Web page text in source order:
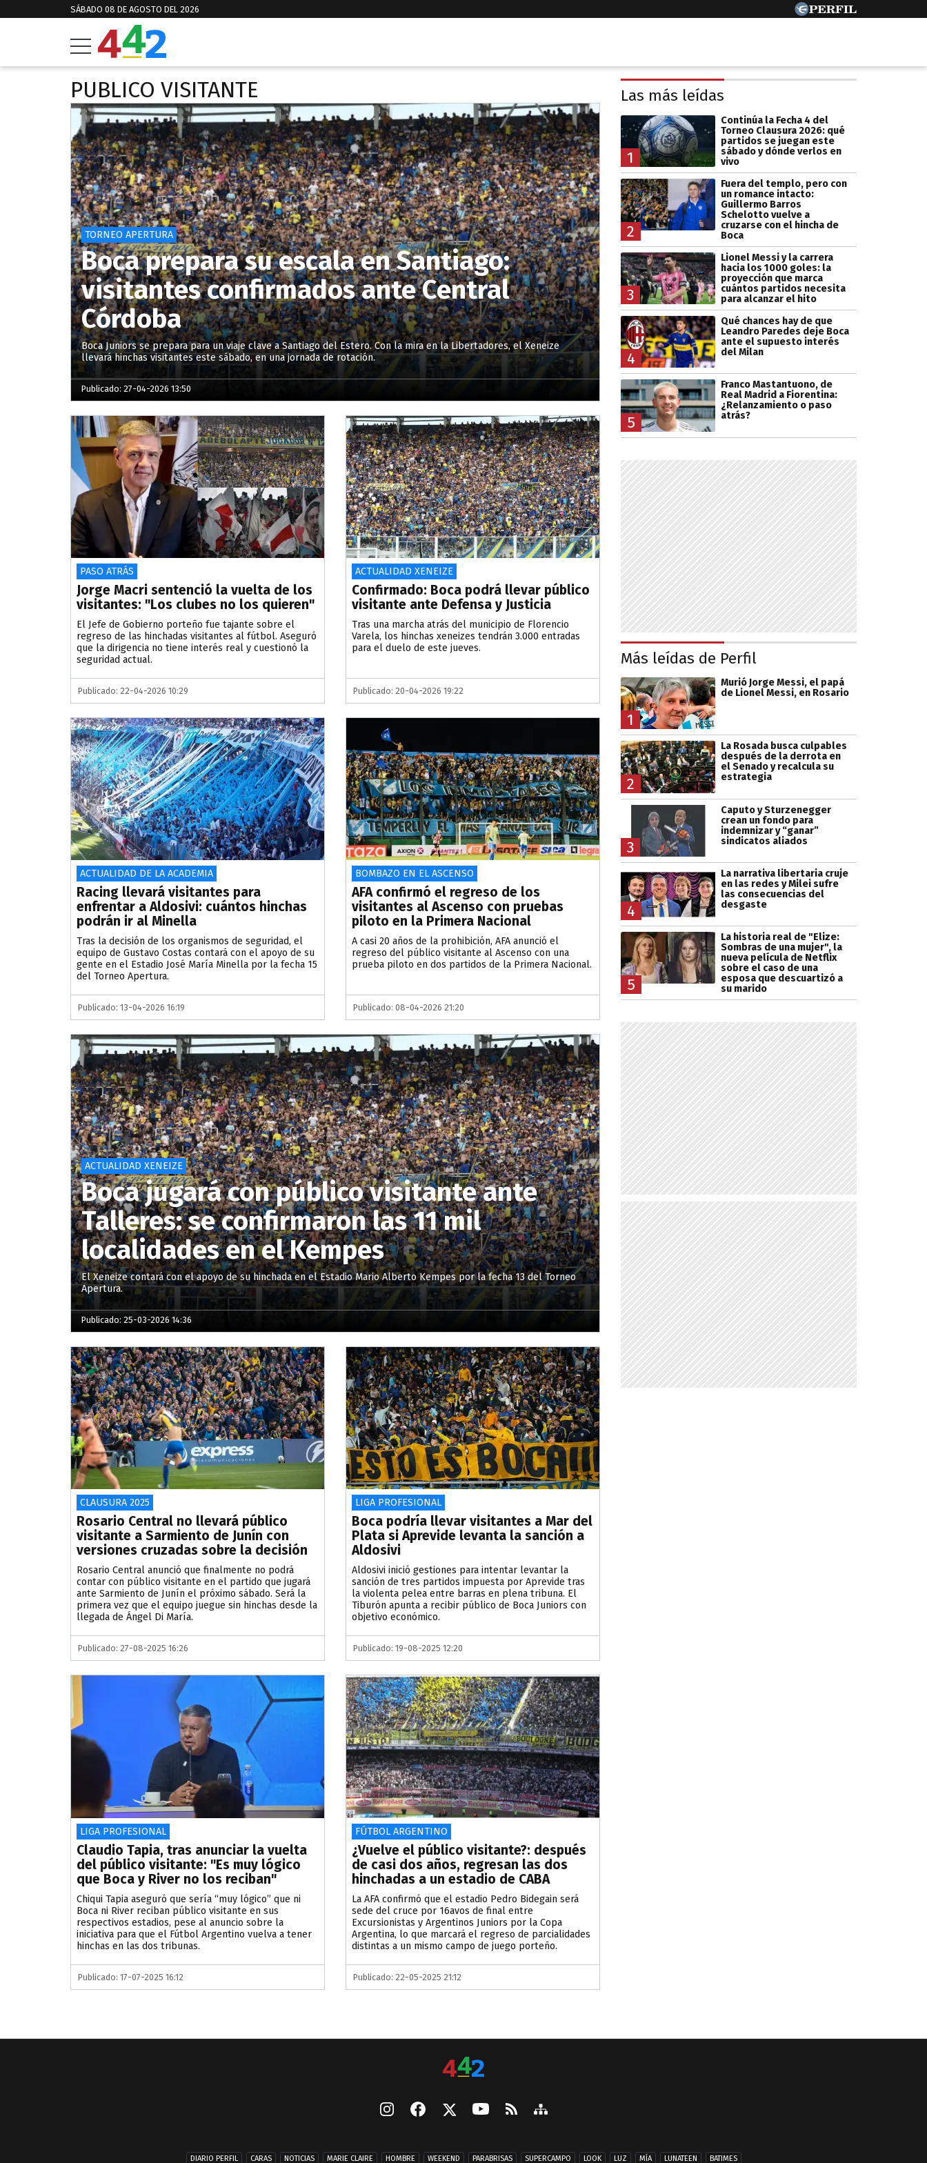
SÁBADO 08 DE AGOSTO DEL 2026
PUBLICO VISITANTE
TORNEO APERTURA
Boca prepara su escala en Santiago:
visitantes confirmados ante Central
Córdoba
Boca Juniors se prepara para un viaje clave a Santiago del Estero. Con la mira en la Libertadores, el Xeneize
llevará hinchas visitantes este sábado, en una jornada de rotación.
Publicado: 27-04-2026 13:50
PASO ATRÁS
Jorge Macri sentenció la vuelta de los
visitantes: "Los clubes no los quieren"
El Jefe de Gobierno porteño fue tajante sobre el
regreso de las hinchadas visitantes al fútbol. Aseguró
que la dirigencia no tiene interés real y cuestionó la
seguridad actual.
Publicado: 22-04-2026 10:29
ACTUALIDAD XENEIZE
Confirmado: Boca podrá llevar público
visitante ante Defensa y Justicia
Tras una marcha atrás del municipio de Florencio
Varela, los hinchas xeneizes tendrán 3.000 entradas
para el duelo de este jueves.
Publicado: 20-04-2026 19:22
ACTUALIDAD DE LA ACADEMIA
Racing llevará visitantes para
enfrentar a Aldosivi: cuántos hinchas
podrán ir al Minella
Tras la decisión de los organismos de seguridad, el
equipo de Gustavo Costas contará con el apoyo de su
gente en el Estadio José María Minella por la fecha 15
del Torneo Apertura.
Publicado: 13-04-2026 16:19
BOMBAZO EN EL ASCENSO
AFA confirmó el regreso de los
visitantes al Ascenso con pruebas
piloto en la Primera Nacional
A casi 20 años de la prohibición, AFA anunció el
regreso del público visitante al Ascenso con una
prueba piloto en dos partidos de la Primera Nacional.
Publicado: 08-04-2026 21:20
ACTUALIDAD XENEIZE
Boca jugará con público visitante ante
Talleres: se confirmaron las 11 mil
localidades en el Kempes
El Xeneize contará con el apoyo de su hinchada en el Estadio Mario Alberto Kempes por la fecha 13 del Torneo
Apertura.
Publicado: 25-03-2026 14:36
CLAUSURA 2025
Rosario Central no llevará público
visitante a Sarmiento de Junín con
versiones cruzadas sobre la decisión
​Rosario Central anunció que finalmente no podrá
contar con público visitante en el partido que jugará
ante Sarmiento de Junín el próximo sábado. Será la
primera vez que el equipo juegue sin hinchas desde la
llegada de Ángel Di María.
Publicado: 27-08-2025 16:26
LIGA PROFESIONAL
Boca podría llevar visitantes a Mar del
Plata si Aprevide levanta la sanción a
Aldosivi
Aldosivi inició gestiones para intentar levantar la
sanción de tres partidos impuesta por Aprevide tras
la violenta pelea entre barras en plena tribuna. El
Tiburón apunta a recibir público de Boca Juniors con
objetivo económico.
Publicado: 19-08-2025 12:20
LIGA PROFESIONAL
Claudio Tapia, tras anunciar la vuelta
del público visitante: "Es muy lógico
que Boca y River no los reciban"
​Chiqui Tapia aseguró que sería “muy lógico” que ni
Boca ni River reciban público visitante en sus
respectivos estadios, pese al anuncio sobre la
iniciativa para que el Fútbol Argentino vuelva a tener
hinchas en las dos tribunas.
Publicado: 17-07-2025 16:12
FÚTBOL ARGENTINO
¿Vuelve el público visitante?: después
de casi dos años, regresan las dos
hinchadas a un estadio de CABA
La AFA confirmó que el estadio Pedro Bidegain será
sede del cruce por 16avos de final entre
Excursionistas y Argentinos Juniors por la Copa
Argentina, lo que marcará el regreso de parcialidades
distintas a un mismo campo de juego porteño.
Publicado: 22-05-2025 21:12
Las más leídas
1
Continúa la Fecha 4 del
Torneo Clausura 2026: qué
partidos se juegan este
sábado y dónde verlos en
vivo
2
Fuera del templo, pero con
un romance intacto:
Guillermo Barros
Schelotto vuelve a
cruzarse con el hincha de
Boca
3
Lionel Messi y la carrera
hacia los 1000 goles: la
proyección que marca
cuántos partidos necesita
para alcanzar el hito
4
Qué chances hay de que
Leandro Paredes deje Boca
ante el supuesto interés
del Milan
5
Franco Mastantuono, de
Real Madrid a Fiorentina:
¿Relanzamiento o paso
atrás?
Más leídas de Perfil
1
Murió Jorge Messi, el papá
de Lionel Messi, en Rosario
2
La Rosada busca culpables
después de la derrota en
el Senado y recalcula su
estrategia
3
Caputo y Sturzenegger
crean un fondo para
indemnizar y “ganar”
sindicatos aliados
4
La narrativa libertaria cruje
en las redes y Milei sufre
las consecuencias del
desgaste
5
La historia real de "Elize:
Sombras de una mujer", la
nueva película de Netflix
sobre el caso de una
esposa que descuartizó a
su marido
DIARIO PERFIL CARAS NOTICIAS MARIE CLAIRE HOMBRE WEEKEND PARABRISAS SUPERCAMPO LOOK LUZ MÍA LUNATEEN BATIMES